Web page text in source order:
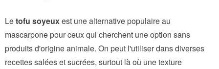
Letofu soyeuxest une alternative populaire au
mascarpone pour ceux qui cherchent une option sans
produits d'origine animale. On peut l'utiliser dans diverses
recettes salées et sucrées, surtout là où une texture